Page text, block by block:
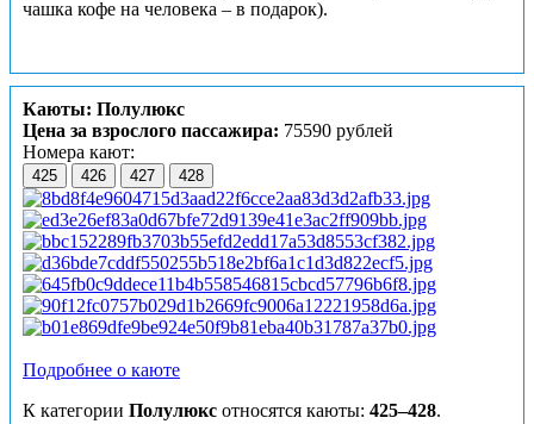
чашка кофе на человека – в подарок).
Каюты: Полулюкс
Цена за взрослого пассажира: 75590 рублей
Номера кают:
425 426 427 428
Подробнее о каюте
К категории Полулюкс относятся каюты: 425–428.